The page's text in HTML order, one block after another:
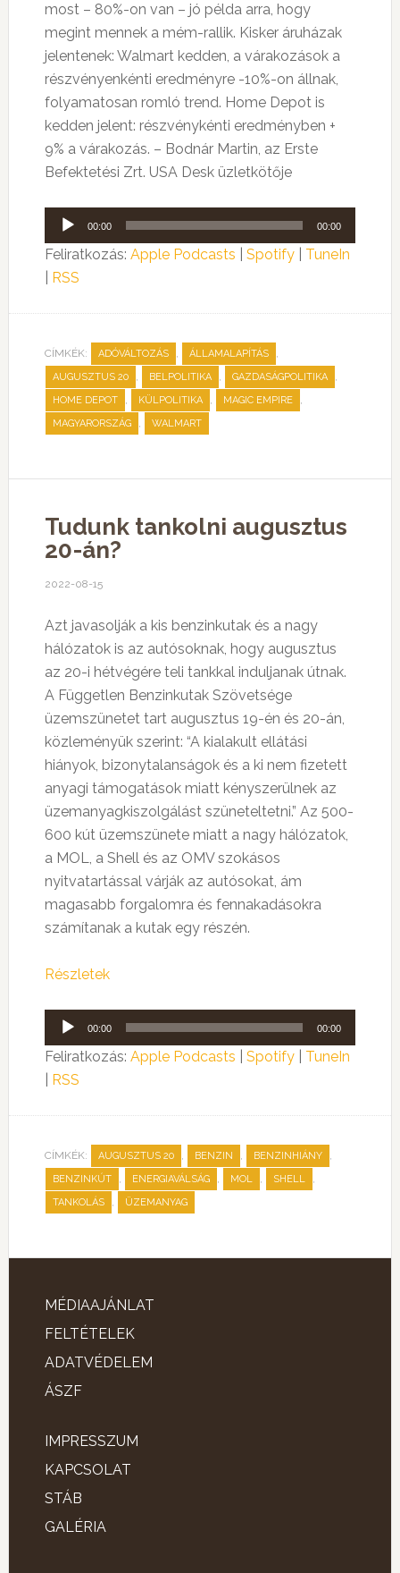
most – 80%-on van – jó példa arra, hogy
megint mennek a mém-rallik. Kisker áruházak
jelentenek: Walmart kedden, a várakozások a
részvényenkénti eredményre -10%-on állnak,
folyamatosan romló trend. Home Depot is
kedden jelent: részvénykénti eredményben +
9% a várakozás. – Bodnár Martin, az Erste
Befektetési Zrt. USA Desk üzletkötője
Audió
lejátszó
00:00 00:00
Feliratkozás: Apple Podcasts Spotify| TuneIn
RSS
CÍMKÉK: ADÓVÁLTOZÁS , ÁLLAMALAPÍTÁS ,
AUGUSZTUS 20 , BELPOLITIKA , GAZDASÁGPOLITIKA ,
HOME DEPOT , KÜLPOLITIKA , MAGIC EMPIRE ,
MAGYARORSZÁG , WALMART
Tudunk tankolni augusztus
20-án?
2022-08-15
Azt javasolják a kis benzinkutak és a nagy
hálózatok is az autósoknak, hogy augusztus
az 20-i hétvégére teli tankkal induljanak útnak.
A Független Benzinkutak Szövetsége
üzemszünetet tart augusztus 19-én és 20-án,
közleményük szerint: “A kialakult ellátási
hiányok, bizonytalanságok és a ki nem fizetett
anyagi támogatások miatt kényszerülnek az
üzemanyagkiszolgálást szüneteltetni.” Az 500-
600 kút üzemszünete miatt a nagy hálózatok,
a MOL, a Shell és az OMV szokásos
nyitvatartással várják az autósokat, ám
magasabb forgalomra és fennakadásokra
számítanak a kutak egy részén.
Részletek
Audió
lejátszó
00:00 00:00
Feliratkozás: Apple Podcasts Spotify| TuneIn
RSS
CÍMKÉK: AUGUSZTUS 20 , BENZIN , BENZINHIÁNY ,
BENZINKÚT , ENERGIAVÁLSÁG , MOL , SHELL ,
TANKOLÁS , ÜZEMANYAG
MÉDIAAJÁNLAT
FELTÉTELEK
ADATVÉDELEM
ÁSZF
IMPRESSZUM
KAPCSOLAT
STÁB
GALÉRIA